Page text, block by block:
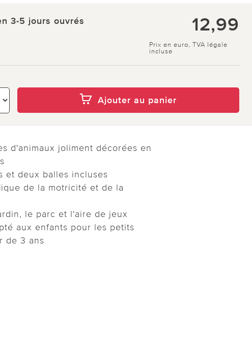
3-5 jours ouvrés 12,99
Prix en euro, TVA légale
incluse
Ajouter au panier
d'animaux joliment décorées en
et deux balles incluses
de la motricité et de la
le parc et l'aire de jeux
aux enfants pour les petits
de 3 ans